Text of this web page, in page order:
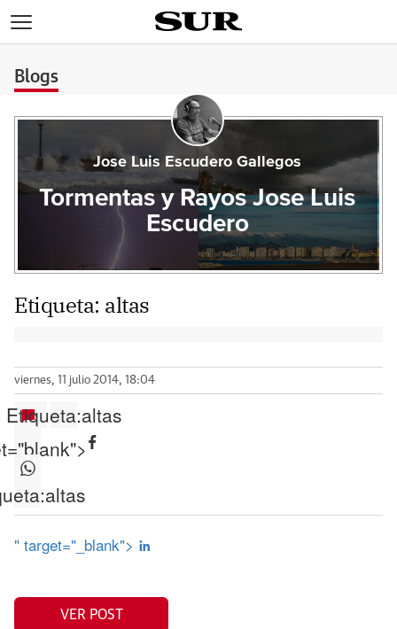
Blogs
Jose Luis Escudero Gallegos
Tormentas y Rayos Jose Luis
Escudero
Etiqueta: altas
viernes, 11 julio 2014, 18:04
Etiqueta:altas
altas
" target="_blank">
VER POST